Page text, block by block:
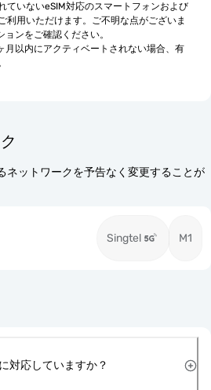
ていないeSIM対応のスマートフォンおよび
利用いただけます。ご不明な点がございま
ョンをご確認ください。
月以内にアクティベートされない場合、有
ネットワークを予告なく変更することが
Singtel M1
対応していますか？